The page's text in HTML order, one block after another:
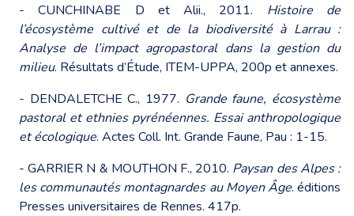
- CUNCHINABE D et Alii., 2011. Histoire de
l’écosystème cultivé et de la biodiversité à Larrau :
Analyse de l’impact agropastoral dans la gestion du
milieu. Résultats d’Étude, ITEM-UPPA, 200p et annexes.
- DENDALETCHE C., 1977. Grande faune, écosystème
pastoral et ethnies pyrénéennes. Essai anthropologique
et écologique. Actes Coll. Int. Grande Faune, Pau : 1-15.
- GARRIER N & MOUTHON F., 2010. Paysan des Alpes :
les communautés montagnardes au Moyen Âge. éditions
Presses universitaires de Rennes. 417p.